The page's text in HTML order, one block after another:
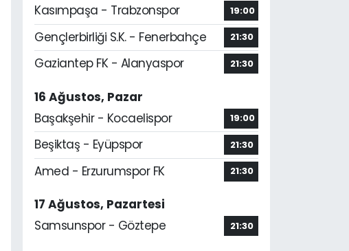
Kasımpaşa - Trabzonspor 19:00
Gençlerbirliği S.K. - Fenerbahçe 21:30
Gaziantep FK - Alanyaspor 21:30
16 Ağustos, Pazar
Başakşehir - Kocaelispor
19:00
Beşiktaş - Eyüpspor 21:30
Amed - Erzurumspor FK 21:30
17 Ağustos, Pazartesi
Samsunspor - Göztepe
21:30